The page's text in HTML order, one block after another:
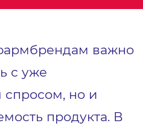
важно
с уже
но и
продукта. В